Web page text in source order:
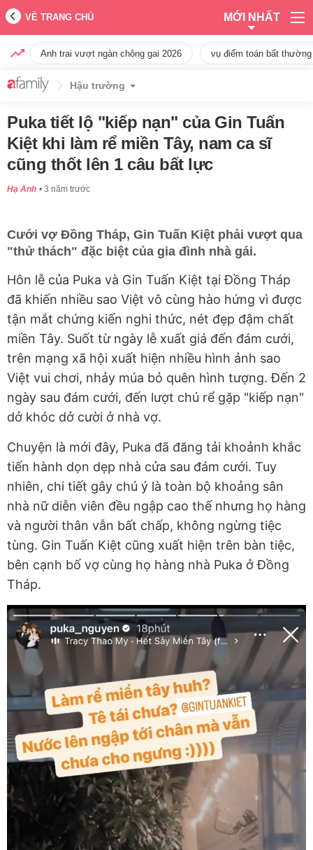
VỀ TRANG CHỦ MỚI NHẤT
Anh trai vượt ngàn chông gai 2026 vụ điểm toán bất
Hậu trường
Puka tiết lộ "kiếp nạn" của Gin Tuấn
Kiệt khi làm rể miền Tây, nam ca sĩ
cũng thốt lên 1 câu bất lực
Hạ Anh 3 năm trước
Cưới vợ Đồng Tháp, Gin Tuấn Kiệt phải vượt qua
"thử thách" đặc biệt của gia đình nhà gái.
Hôn lễ của Puka và Gin Tuấn Kiệt tại Đồng Tháp
đã khiến nhiều sao Việt vô cùng hào hứng vì được
tận mắt chứng kiến nghi thức, nét đẹp đậm chất
miền Tây. Suốt từ ngày lễ xuất giá đến đám cưới,
trên mạng xã hội xuất hiện nhiều hình ảnh sao
Việt vui chơi, nhảy múa bỏ quên hình tượng. Đến 2
ngày sau đám cưới, đến lượt chú rể gặp "kiếp nạn"
dở khóc dở cười ở nhà vợ.
Chuyện là mới đây, Puka đã đăng tải khoảnh khắc
tiến hành dọn dẹp nhà cửa sau đám cưới. Tuy
nhiên, chi tiết gây chú ý là toàn bộ khoảng sân
nhà nữ diễn viên đều ngập cao thế nhưng họ hàng
và người thân vẫn bất chấp, không ngừng tiệc
tùng. Gin Tuấn Kiệt cũng xuất hiện trên bàn tiệc,
bên cạnh bố vợ cùng họ hàng nhà Puka ở Đồng
Tháp.